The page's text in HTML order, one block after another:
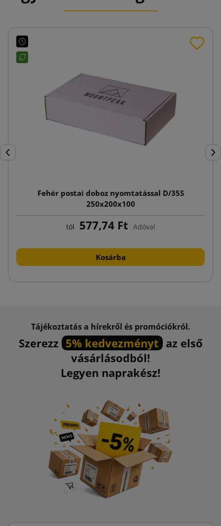
Előző
Fehér postai doboz nyomtatással D/35S
250x200x100
tól 577,74 Ft Adóval
Kosárba
Tájékoztatás a hírekről és promóciókról.
Szerezz 5% kedvezményt az első
vásárlásodból!
Legyen naprakész!